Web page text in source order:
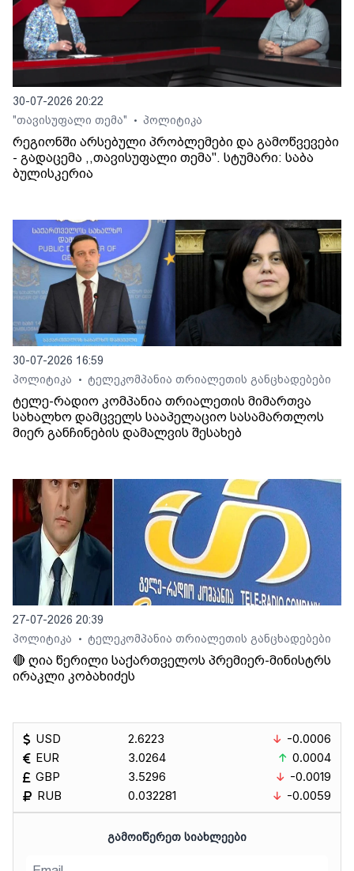
30-07-2026 20:22
"თავისუფალი თემა"
• პოლიტიკა
რეგიონში არსებული პრობლემები და გამოწვევები
- გადაცემა ,,თავისუფალი თემა". სტუმარი: საბა
ბულისკერია
30-07-2026 16:59
პოლიტიკა
• ტელეკომპანია თრიალეთის განცხადებები
ტელე-რადიო კომპანია თრიალეთის მიმართვა
სახალხო დამცველს სააპელაციო სასამართლოს
მიერ განჩინების დამალვის შესახებ
27-07-2026 20:39
პოლიტიკა
• ტელეკომპანია თრიალეთის განცხადებები
🔴 ღია წერილი საქართველოს პრემიერ-მინისტრს
ირაკლი კობახიძეს
USD
EUR
GBP
RUB
2.6223
3.0264
3.5296
0.032281
-0.0006
0.0004
-0.0019
-0.0059
ᲒᲐᲛᲝᲘᲬᲔᲠᲔᲗ ᲡᲘᲐᲮᲚᲔᲔᲑᲘ